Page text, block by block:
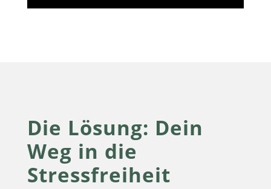
Die Lösung: Dein
Weg in die
Stressfreiheit